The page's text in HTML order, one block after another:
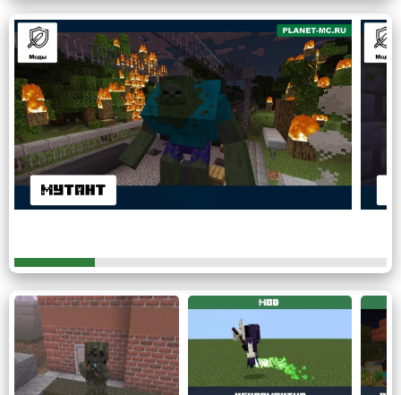
Улучшенные зомби
Следующая, уже более опасная группа —
улучшенные зомби.
Встречаются реже, но представляют серьезную угрозу
для игрока в Minecraft PE. Благодаря моду на умных
зомби они появляются в броне и вооружены, обладают
Эти сильные мобы обладают высокой
чувствительностью к живым существам на больших
расстояниях и готовы атаковать всех, кто встанет у них
на пути.
Мутанты